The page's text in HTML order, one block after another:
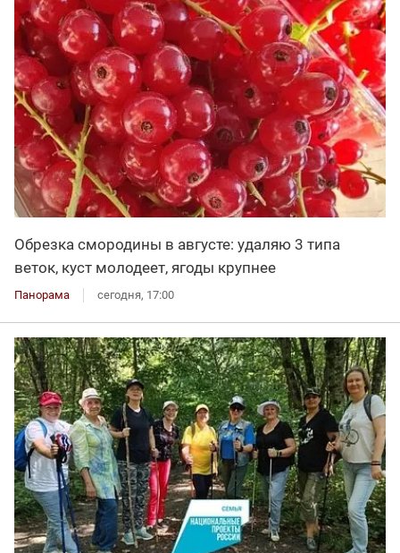
Обрезка смородины в августе: удаляю 3 типа
веток, куст молодеет, ягоды крупнее
Панорама сегодня, 17:00